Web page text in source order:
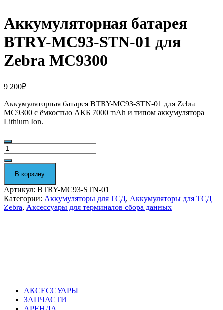
Аккумуляторная батарея
BTRY-MC93-STN-01 для
Zebra MC9300
9 200₽
Аккумуляторная батарея BTRY-MC93-STN-01 для Zebra
MC9300 с ёмкостью АКБ 7000 mAh и типом аккумулятора
Lithium Ion.
Количество
Аккумуляторная
батарея
BTRY-
MC93-
STN-
01
для
Zebra
В корзину
Артикул: BTRY-MC93-STN-01
Категории: Аккумуляторы для ТСД, Аккумуляторы для ТСД
Zebra, Аксессуары для терминалов сбора данных
АКСЕССУАРЫ
ЗАПЧАСТИ
АРЕНДА